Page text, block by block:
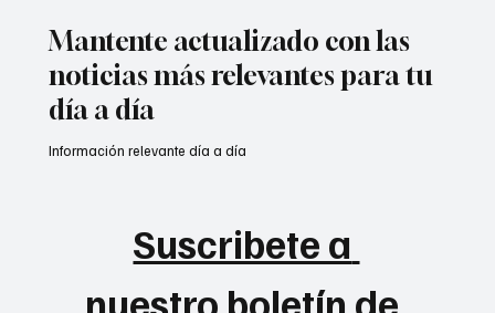
Mantente actualizado con las
noticias más relevantes para tu
día a día
Suscribete a